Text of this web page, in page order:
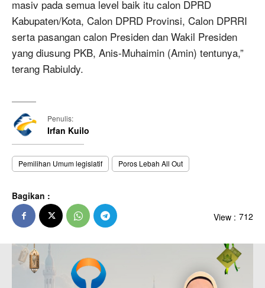
masiv pada semua level baik itu calon DPRD
Kabupaten/Kota, Calon DPRD Provinsi, Calon DPRRI
serta pasangan calon Presiden dan Wakil Presiden
yang diusung PKB, Anis-Muhaimin (Amin) tentunya,”
terang Rabiuldy.
Penulis:
Irfan Kuilo
Pemilihan Umum legislatif Poros Lebah All Out
Bagikan :
View : 712